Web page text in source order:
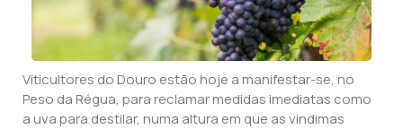
Viticultores do Douro estão hoje a manifestar-se, no
Peso da Régua, para reclamar medidas imediatas como
a uva para destilar, numa altura em que as vindimas